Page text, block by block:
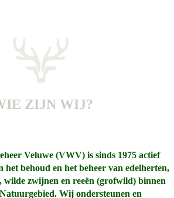
ZIJN WIJ?
Veluwe (VWV) is sinds 1975 actief
het behoud en het beheer van edelherten,
wilde zwijnen en reeën (grofwild) binnen
Wij ondersteunen en